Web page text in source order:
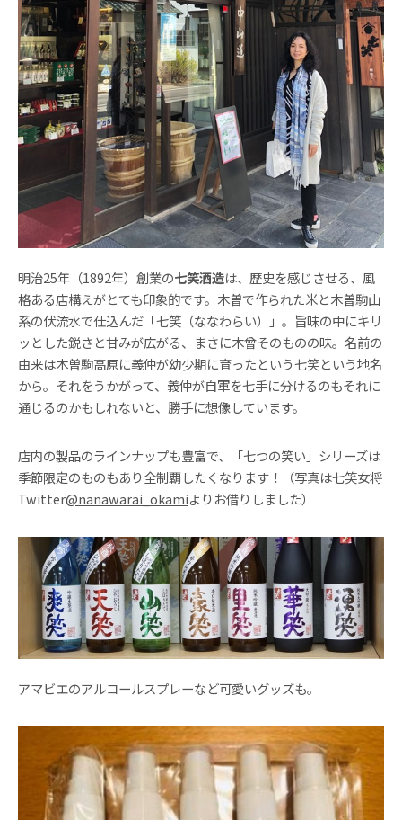
明治25年（1892年）創業の七笑酒造は、歴史を感じさせる、風
格ある店構えがとても印象的です。木曽で作られた米と木曽駒山
系の伏流水で仕込んだ「七笑（ななわらい）」。旨味の中にキリ
ッとした鋭さと甘みが広がる、まさに木曾そのものの味。名前の
由来は木曽駒高原に義仲が幼少期に育ったという七笑という地名
から。それをうかがって、義仲が自軍を七手に分けるのもそれに
通じるのかもしれないと、勝手に想像しています。
店内の製品のラインナップも豊富で、「七つの笑い」シリーズは
季節限定のものもあり全制覇したくなります！（写真は七笑女将
Twitter@nanawarai_okamiよりお借りしました）
アマビエのアルコールスプレーなど可愛いグッズも。